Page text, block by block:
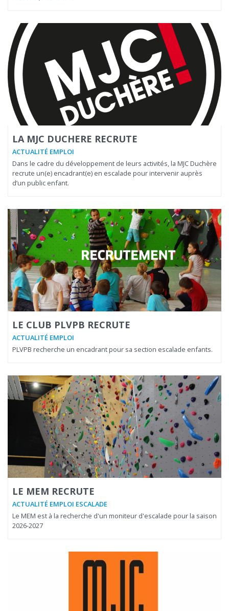
LA MJC DUCHERE RECRUTE
ACTUALITÉ EMPLOI
Dans le cadre du développement de leurs activités, la MJC Duchère
recrute un(e) encadrant(e) en escalade pour intervenir auprès
d’un public enfant.
LE CLUB PLVPB RECRUTE
ACTUALITÉ EMPLOI
PLVPB recherche un encadrant pour sa section escalade enfants.
LE MEM RECRUTE
ACTUALITÉ EMPLOI ESCALADE
Le MEM est à la recherche d'un moniteur d'escalade pour la saison
2026-2027